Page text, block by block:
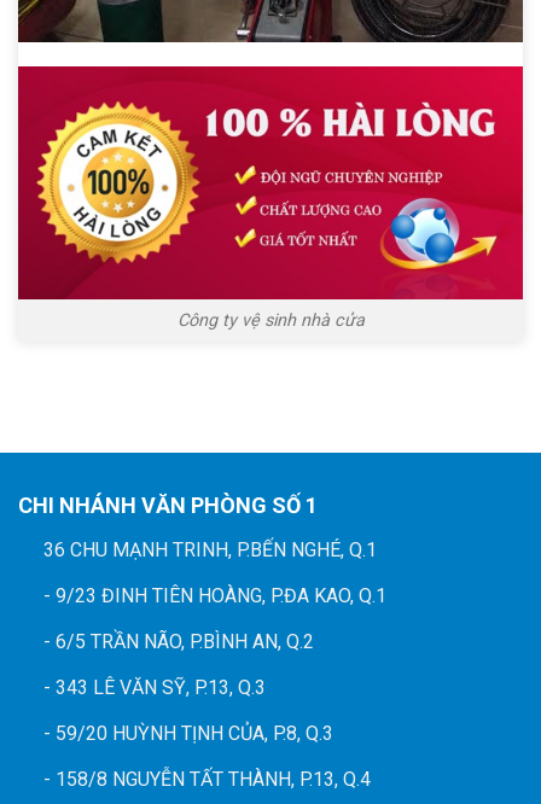
Công ty vệ sinh nhà cửa
CHI NHÁNH VĂN PHÒNG SỐ 1
36 CHU MẠNH TRINH, P.BẾN NGHÉ, Q.1
- 9/23 ĐINH TIÊN HOÀNG, P.ĐA KAO, Q.1
- 6/5 TRẦN NÃO, P.BÌNH AN, Q.2
- 343 LÊ VĂN SỸ, P.13, Q.3
- 59/20 HUỲNH TỊNH CỦA, P.8, Q.3
- 158/8 NGUYỄN TẤT THÀNH, P.13, Q.4